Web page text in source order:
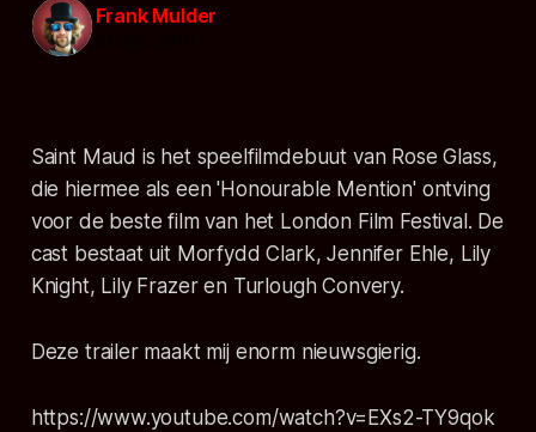
Frank Mulder
Saint Maud is het speelfilmdebuut van Rose Glass,
die hiermee als een 'Honourable Mention' ontving
voor de beste film van het London Film Festival. De
cast bestaat uit Morfydd Clark, Jennifer Ehle, Lily
Knight, Lily Frazer en Turlough Convery.
Deze trailer maakt mij enorm nieuwsgierig.
https://www.youtube.com/watch?v=EXs2-TY9qok